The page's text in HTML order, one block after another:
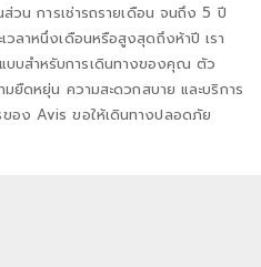
วน การเช่ารถรายเดือน จนถึง 5 ปี
วลาหนึ่งเดือนหรือสูงสุดถึงห้าปี เรา
บสำหรับการเดินทางของคุณ ตัว
มยืดหยุ่น ความสะดวกสบาย และบริการ
อง Avis ขอให้เดินทางปลอดภัย